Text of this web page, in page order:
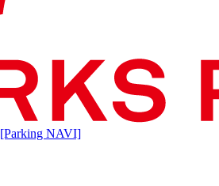
[Parking NAVI]